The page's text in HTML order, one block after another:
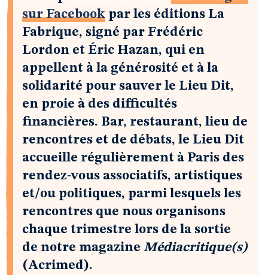
sur Facebook par les éditions La
Fabrique, signé par Frédéric
Lordon et Éric Hazan, qui en
appellent à la générosité et à la
solidarité pour sauver le Lieu Dit,
en proie à des difficultés
financières. Bar, restaurant, lieu de
rencontres et de débats, le Lieu Dit
accueille régulièrement à Paris des
rendez-vous associatifs, artistiques
et/ou politiques, parmi lesquels les
rencontres que nous organisons
chaque trimestre lors de la sortie
de notre magazine Médiacritique(s)
(Acrimed).